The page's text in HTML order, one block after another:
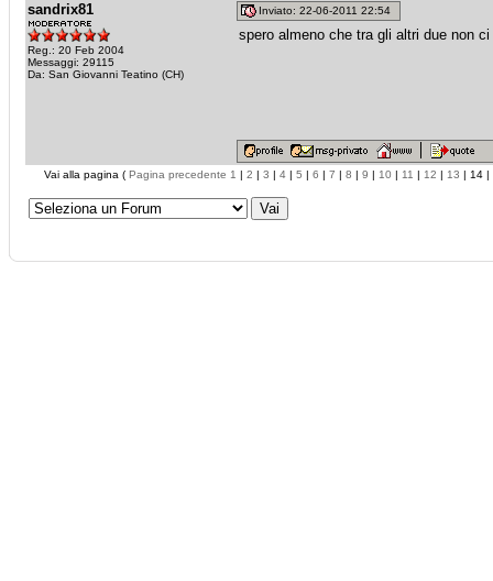
sandrix81
Reg.: 20 Feb 2004
Messaggi: 29115
Da: San Giovanni Teatino (CH)
Inviato: 22-06-2011 22:54
spero almeno che tra gli altri due non
Vai alla pagina ( Pagina precedente 1 | 2 | 3 | 4 | 5 | 6 | 7 | 8 | 9 | 10 | 11 | 12 | 13 | 14 |